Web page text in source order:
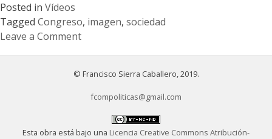
Posted in Vídeos
Tagged Congreso, imagen, sociedad
Leave a Comment
© Francisco Sierra Caballero, 2019.
fcompoliticas@gmail.com
Esta obra está bajo una Licencia Creative Commons Atribución-